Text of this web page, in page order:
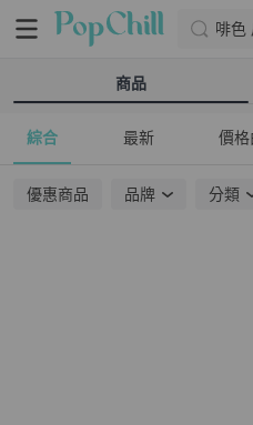
啡色
商品
綜合 最新 價格
優惠商品 品牌 分類